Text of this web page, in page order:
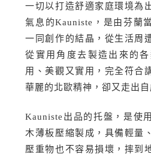
一切以打造舒適家庭環境為
氣息的Kauniste，是由芬蘭
一同創作的結晶，從生活周
從實用角度去製造出來的
用、美觀又實用，完全符合
華麗的北歐精神，卻又走出
Kauniste出品的托盤，是使
木薄板壓縮製成，具備輕量
壓重物也不容易損壞，摔到